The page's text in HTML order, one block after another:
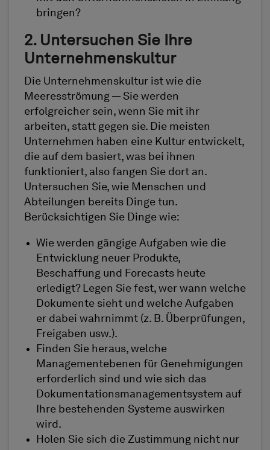
bringen?
2. Untersuchen Sie Ihre
Unternehmenskultur
Die Unternehmenskultur ist wie die
Meeresströmung — Sie werden
erfolgreicher sein, wenn Sie mit ihr
arbeiten, statt gegen sie. Die meisten
Unternehmen haben eine Kultur entwickelt,
die auf dem basiert, was bei ihnen
funktioniert, also fangen Sie dort an.
Untersuchen Sie, wie Menschen und
Abteilungen bereits Dinge tun.
Berücksichtigen Sie Dinge wie:
Wie werden gängige Aufgaben wie die
Entwicklung neuer Produkte,
Beschaffung und Forecasts heute
erledigt? Legen Sie fest, wer wann welche
Dokumente sieht und welche Aufgaben
er dabei wahrnimmt (z. B. Überprüfungen,
Freigaben usw.).
Finden Sie heraus, welche
Managementebenen für Genehmigungen
erforderlich sind und wie sich das
Dokumentationsmanagementsystem auf
Ihre bestehenden Systeme auswirken
wird.
Holen Sie sich die Zustimmung nicht nur